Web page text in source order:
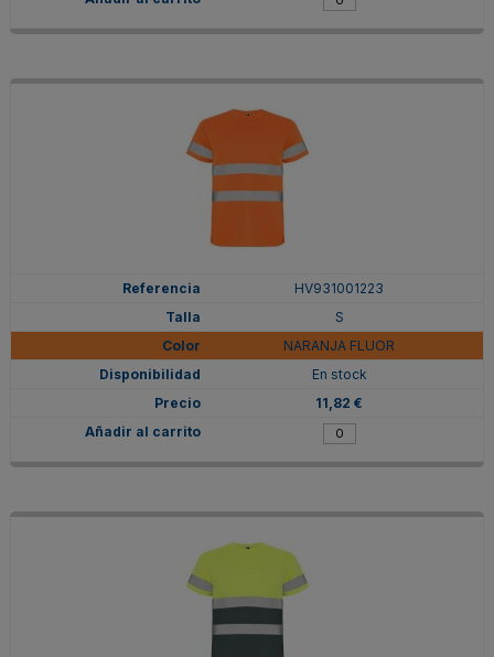
HV931001223
S
NARANJA FLUOR
En stock
11,82 €